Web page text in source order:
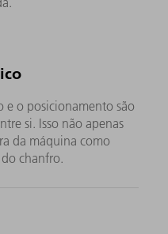
e o posicionamento são
si. Isso não apenas
da máquina como
chanfro.